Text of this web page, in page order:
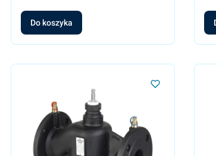
Do koszyka